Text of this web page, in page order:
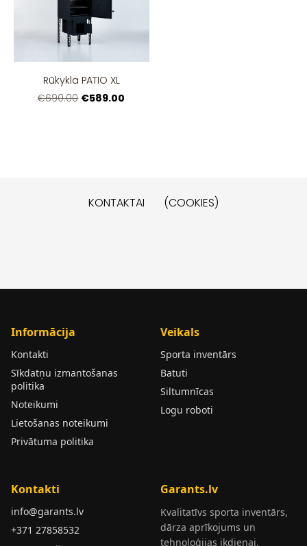
Rūkykla PATIO XL
€690.00 €589.00
KONTAKTAI (COOKIES)
Informācija
Kontakti
Sīkdatņu izmantošanas
politika
Noteikumi
Lietošanas noteikumi
Privātuma politika
Veikals
Sporta inventārs
Batuti
Siltumnīcas
Logu roboti
Kontakti
info@garants.lv
+371 27858532
Garants.lv
Kvalitatīvs sporta inventārs,
dārza aprīkojums un
tehnoloģijas ikdienai.